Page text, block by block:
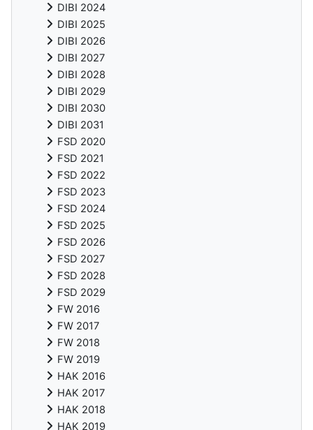
DIBI 2024
DIBI 2025
DIBI 2026
DIBI 2027
DIBI 2028
DIBI 2029
DIBI 2030
DIBI 2031
FSD 2020
FSD 2021
FSD 2022
FSD 2023
FSD 2024
FSD 2025
FSD 2026
FSD 2027
FSD 2028
FSD 2029
FW 2016
FW 2017
FW 2018
FW 2019
HAK 2016
HAK 2017
HAK 2018
HAK 2019